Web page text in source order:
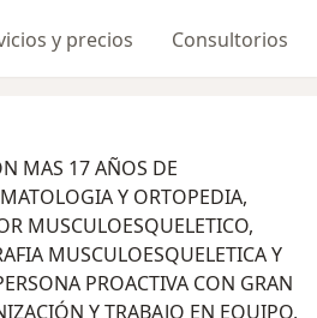
y precios Consultorios
MAS 17 AÑOS DE
MUSCULOESQUELETICO,
MUSCULOESQUELETICA Y
PROACTIVA CON GRAN
Y TRABAJO EN EQUIPO,